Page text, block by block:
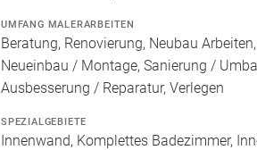
UMFANG MALERARBEITEN
Beratung, Renovierung, Neubau
Neueinbau / Montage, Sanierung /
Ausbesserung / Reparatur, Verlegen
SPEZIALGEBIETE
Innenwand, Komplettes Badezimmer,